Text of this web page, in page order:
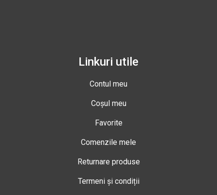
Linkuri utile
Contul meu
Coșul meu
Favorite
Comenzile mele
Returnare produse
Termeni și condiții